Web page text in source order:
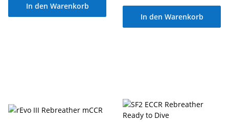
In den Warenkorb
In den Warenkorb